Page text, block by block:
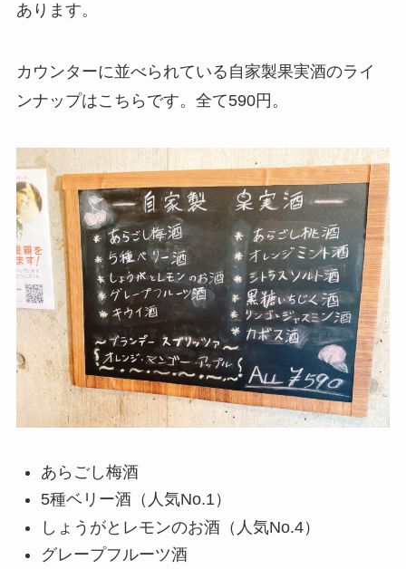
あります。
カウンターに並べられている自家製果実酒のライ
ンナップはこちらです。全て590円。
あらごし梅酒
5種ベリー酒（人気No.1）
しょうがとレモンのお酒（人気No.4）
グレープフルーツ酒